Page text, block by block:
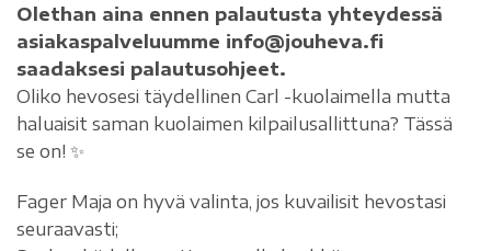
Olethan aina ennen palautusta yhteydessä
asiakaspalveluumme info@jouheva.fi
saadaksesi palautusohjeet.
Oliko hevosesi täydellinen Carl -kuolaimella mutta
haluaisit saman kuolaimen kilpailusallittuna? Tässä
se on! ✨
Fager Maja on hyvä valinta, jos kuvailisit hevostasi
seuraavasti;